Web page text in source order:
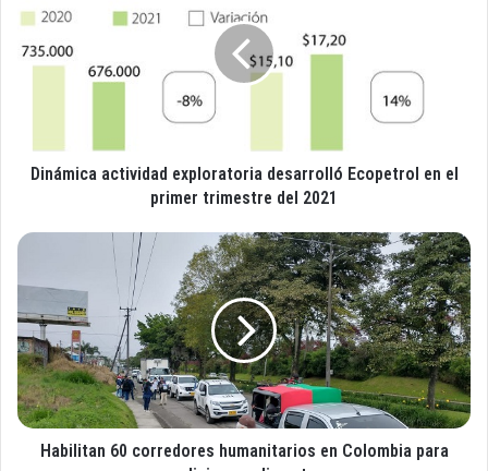
c
t
ó
c
o
n
m
v
d
a
d
e
x
p
l
Dinámica actividad exploratoria desarrolló Ecopetrol en el
primer trimestre del 2021
H
b
i
l
i
t
a
n
Habilitan 60 corredores humanitarios en Colombia para